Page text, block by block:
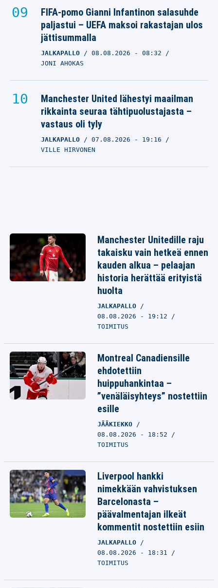
FIFA-pomo Gianni Infantinon salasuhde
paljastui – UEFA maksoi rakastajan ulos
jättisummalla
JALKAPALLO 08.08.2026 - 08:32
JONI AHOKAS
Manchester United lähestyi maailman
rikkainta seuraa tähtipuolustajasta –
vastaus oli tyly
JALKAPALLO 07.08.2026 - 19:16
VILLE HIRVONEN
Manchester Unitedille raju
takaisku vain hetkeä ennen
kauden alkua – pelaajan
historia herättää erityistä
huolta
JALKAPALLO
08.08.2026 - 19:12
TOIMITUS
Montreal Canadiensille
ehdotettiin
huippuhankintaa –
”venäläisyhteys” nostettiin
esille
JÄÄKIEKKO
08.08.2026 - 18:52
TOIMITUS
Liverpool hankki
nimekkään vahvistuksen
Barcelonasta –
päävalmentajan ilkeät
kommentit nostettiin esiin
JALKAPALLO
08.08.2026 - 18:31
TOIMITUS